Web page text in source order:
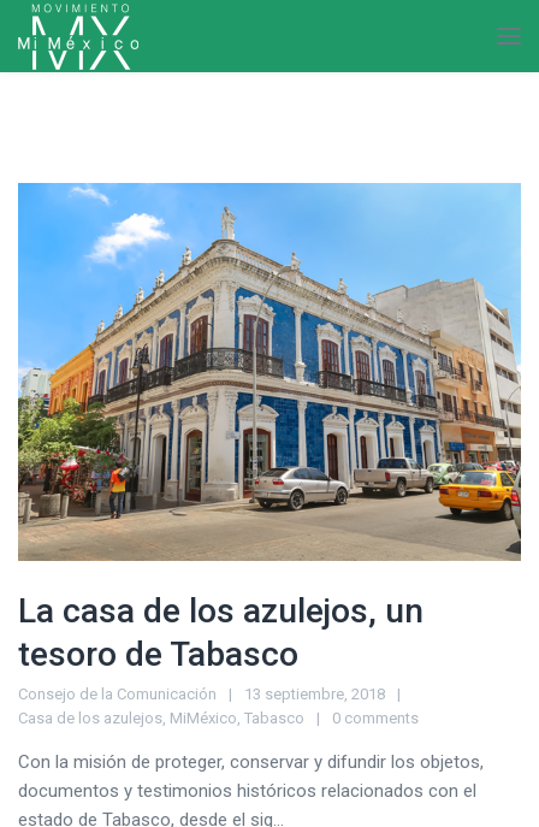
La casa de los azulejos, un
tesoro de Tabasco
Consejo de la Comunicación
13 septiembre, 2018
Casa de los azulejos MiMéxico Tabasco 0 comments
Con la misión de proteger, conservar y difundir los objetos,
documentos y testimonios históricos relacionados con el
estado de Tabasco, desde el sig...